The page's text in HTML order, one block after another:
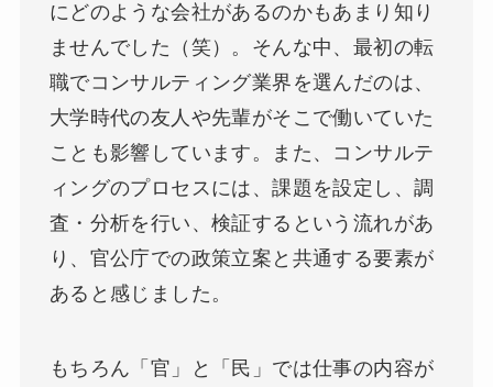
にどのような会社があるのかもあまり知り
ませんでした（笑）。そんな中、最初の転
職でコンサルティング業界を選んだのは、
大学時代の友人や先輩がそこで働いていた
ことも影響しています。また、コンサルテ
ィングのプロセスには、課題を設定し、調
査・分析を行い、検証するという流れがあ
り、官公庁での政策立案と共通する要素が
あると感じました。
もちろん「官」と「民」では仕事の内容が